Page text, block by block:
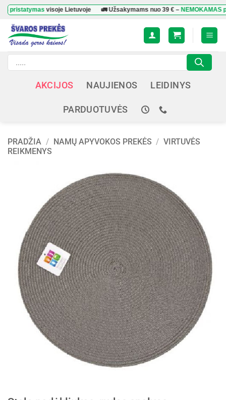
Skip
content
visoje Lietuvoje 🚛 Užsakymams nuo39 €–NEMOKAMAS
Products
search
AKCIJOS NAUJIENOS LEIDINYS
PARDUOTUVĖS
PRADŽIA / NAMŲ APYVOKOS PREKĖS / VIRTUVĖS
REIKMENYS